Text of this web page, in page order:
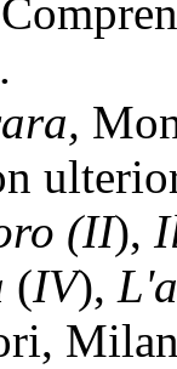
(II),
(IV),